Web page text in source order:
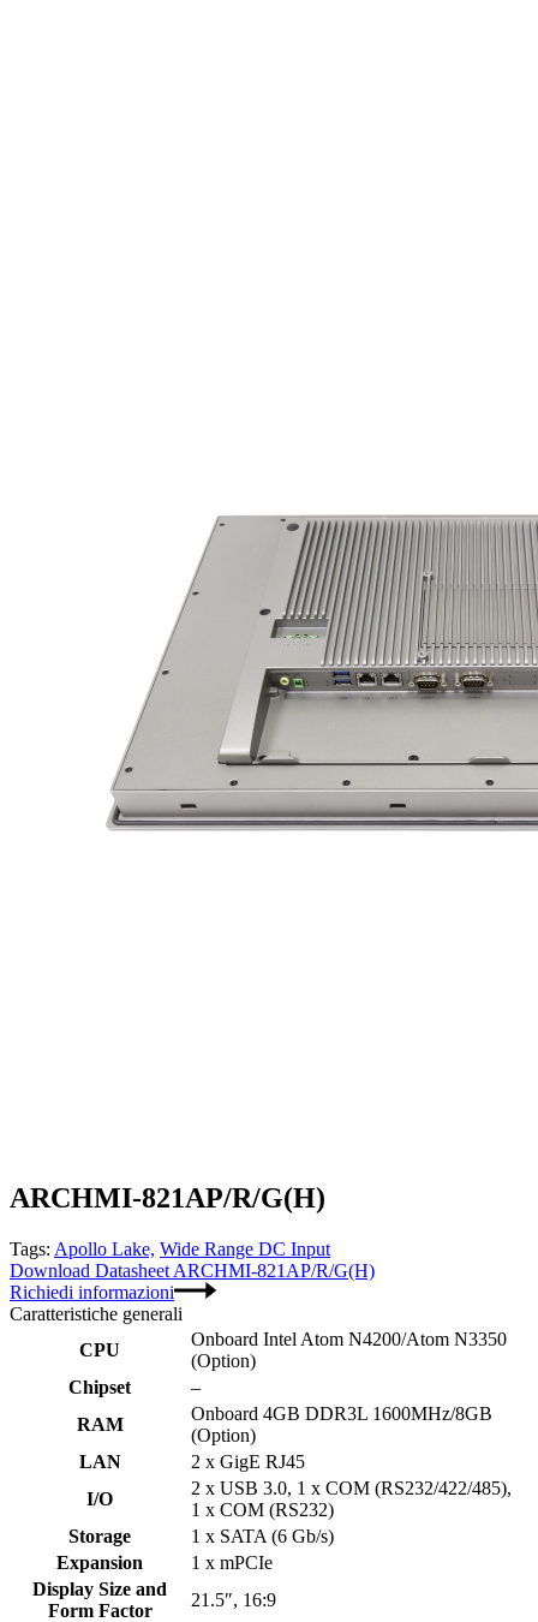
ARCHMI-821AP/R/G(H)
Tags: Apollo Lake, Wide Range DC Input
Download Datasheet ARCHMI-821AP/R/G(H)
Richiedi informazioni
Caratteristiche generali
CPU
Onboard Intel Atom N4200/Atom N3350
(Option)
Chipset
–
RAM
Onboard 4GB DDR3L 1600MHz/8GB
(Option)
LAN
2 x GigE RJ45
I/O
2 x USB 3.0, 1 x COM (RS232/422/485),
1 x COM (RS232)
Storage
1 x SATA (6 Gb/s)
Expansion
1 x mPCIe
Display Size and
Form Factor
21.5″, 16:9